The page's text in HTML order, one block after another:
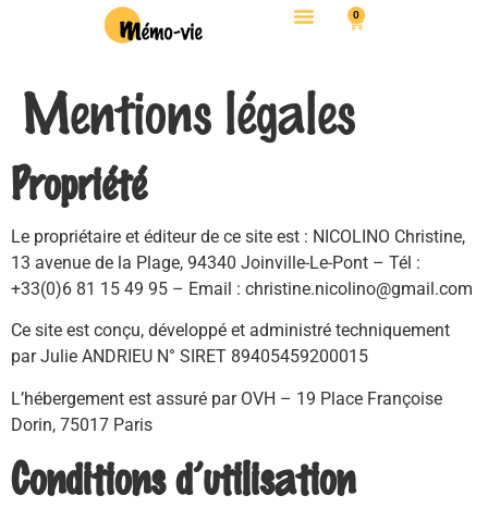
0
Mentions légales
Propriété
Le propriétaire et éditeur de ce site est : NICOLINO Christine,
13 avenue de la Plage, 94340 Joinville-Le-Pont – Tél :
+33(0)6 81 15 49 95 – Email : christine.nicolino@gmail.com
Ce site est conçu, développé et administré techniquement
par Julie ANDRIEU N° SIRET 89405459200015
L’hébergement est assuré par OVH – 19 Place Françoise
Dorin, 75017 Paris
Conditions d’utilisation